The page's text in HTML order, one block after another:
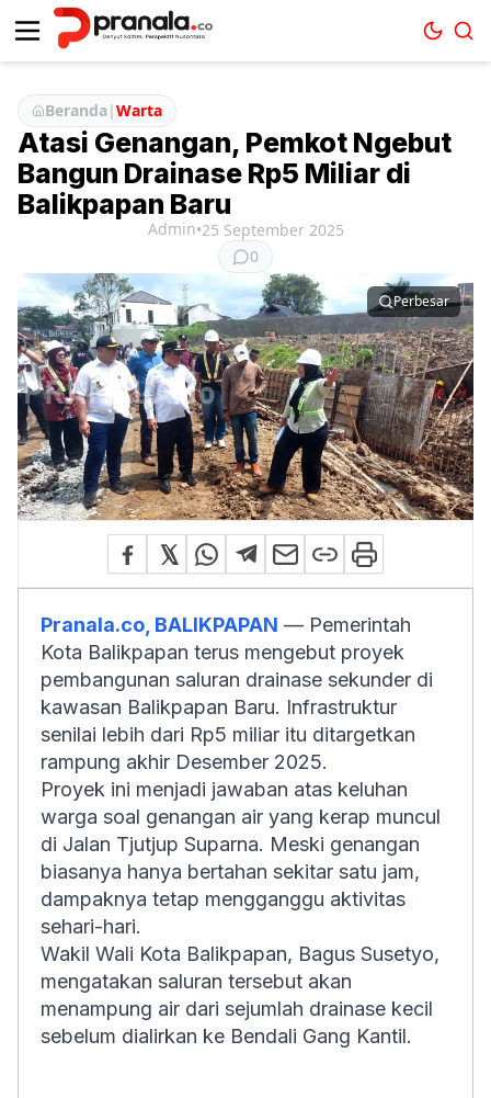
Beranda|Warta
Atasi Genangan, Pemkot Ngebut
Bangun Drainase Rp5 Miliar di
Balikpapan Baru
Admin•25 September 2025
0
Perbesar
Pranala.co, BALIKPAPAN — Pemerintah
Kota Balikpapan terus mengebut proyek
pembangunan saluran drainase sekunder di
kawasan Balikpapan Baru. Infrastruktur
senilai lebih dari Rp5 miliar itu ditargetkan
rampung akhir Desember 2025.
Proyek ini menjadi jawaban atas keluhan
warga soal genangan air yang kerap muncul
di Jalan Tjutjup Suparna. Meski genangan
biasanya hanya bertahan sekitar satu jam,
dampaknya tetap mengganggu aktivitas
sehari-hari.
Wakil Wali Kota Balikpapan, Bagus Susetyo,
mengatakan saluran tersebut akan
menampung air dari sejumlah drainase kecil
sebelum dialirkan ke Bendali Gang Kantil.